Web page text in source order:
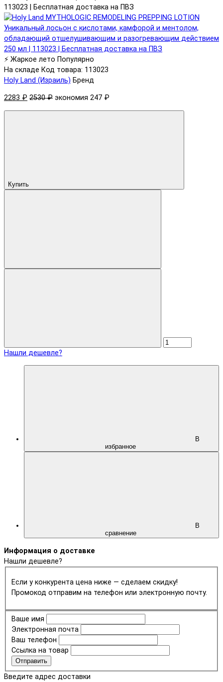
113023 | Бесплатная доставка на ПВЗ
⚡ Жаркое лето Популярно
На складе Код товара: 113023
Holy Land (Израиль) Бренд
2283 ₽ 2530 ₽ экономия 247 ₽
Купить
Нашли дешевле?
В
избранное
В
сравнение
Информация о доставке
Нашли дешевле?
Если у конкурента цена ниже — сделаем скидку!
Промокод отправим на телефон или электронную почту.
Ваше имя
Электронная почта
Ваш телефон
Ссылка на товар
Отправить
Введите адрес доставки